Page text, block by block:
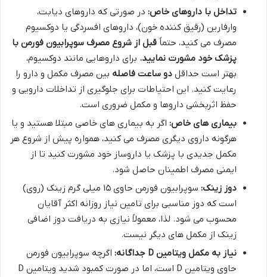
تداخل با داروهای خاص: در صورتی که داروهای دیابت،
وارفارین (رقیق کننده خون)، داروهای افسردگی یا دوکسیوم
مصرف می کنید، حتماً قبل از شروع مصرف سوپرابیون فورمن با
پزشک خود مشورت نمایید. برای داروهایی مانند دوکسیوم،
بهتر است حداقل دو ساعت فاصله بین مصرف مکمل و دارو را
رعایت کنید. این احتیاطات برای جلوگیری از تداخلات دارویی و
حفظ اثربخشی داروها و مکمل ضروری است.
بیماری های خاص: اگر به بیماری های خاصی مبتلا هستید و یا
هرگونه داروی دیگری مصرف می کنید، همواره پیش از شروع هر
مکمل جدیدی با پزشک یا داروساز خود مشورت کنید تا از
ایمنی مصرف اطمینان حاصل شود.
دوز زینک:
سوپرابیون فورمن حاوی ۱۵ میلی گرم زینک (روی)
است که دوز مناسبی برای تامین نیاز روزانه اکثر آقایان
محسوب می شود. لذا، معمولاً نیازی به دریافت دوز اضافی
زینک از مکمل های دیگر نیست.
نیاز به مکمل ویتامین D جداگانه:
اگرچه سوپرابیون فورمن
حاوی ویتامین D است، اما در صورت کمبود شدید ویتامین D